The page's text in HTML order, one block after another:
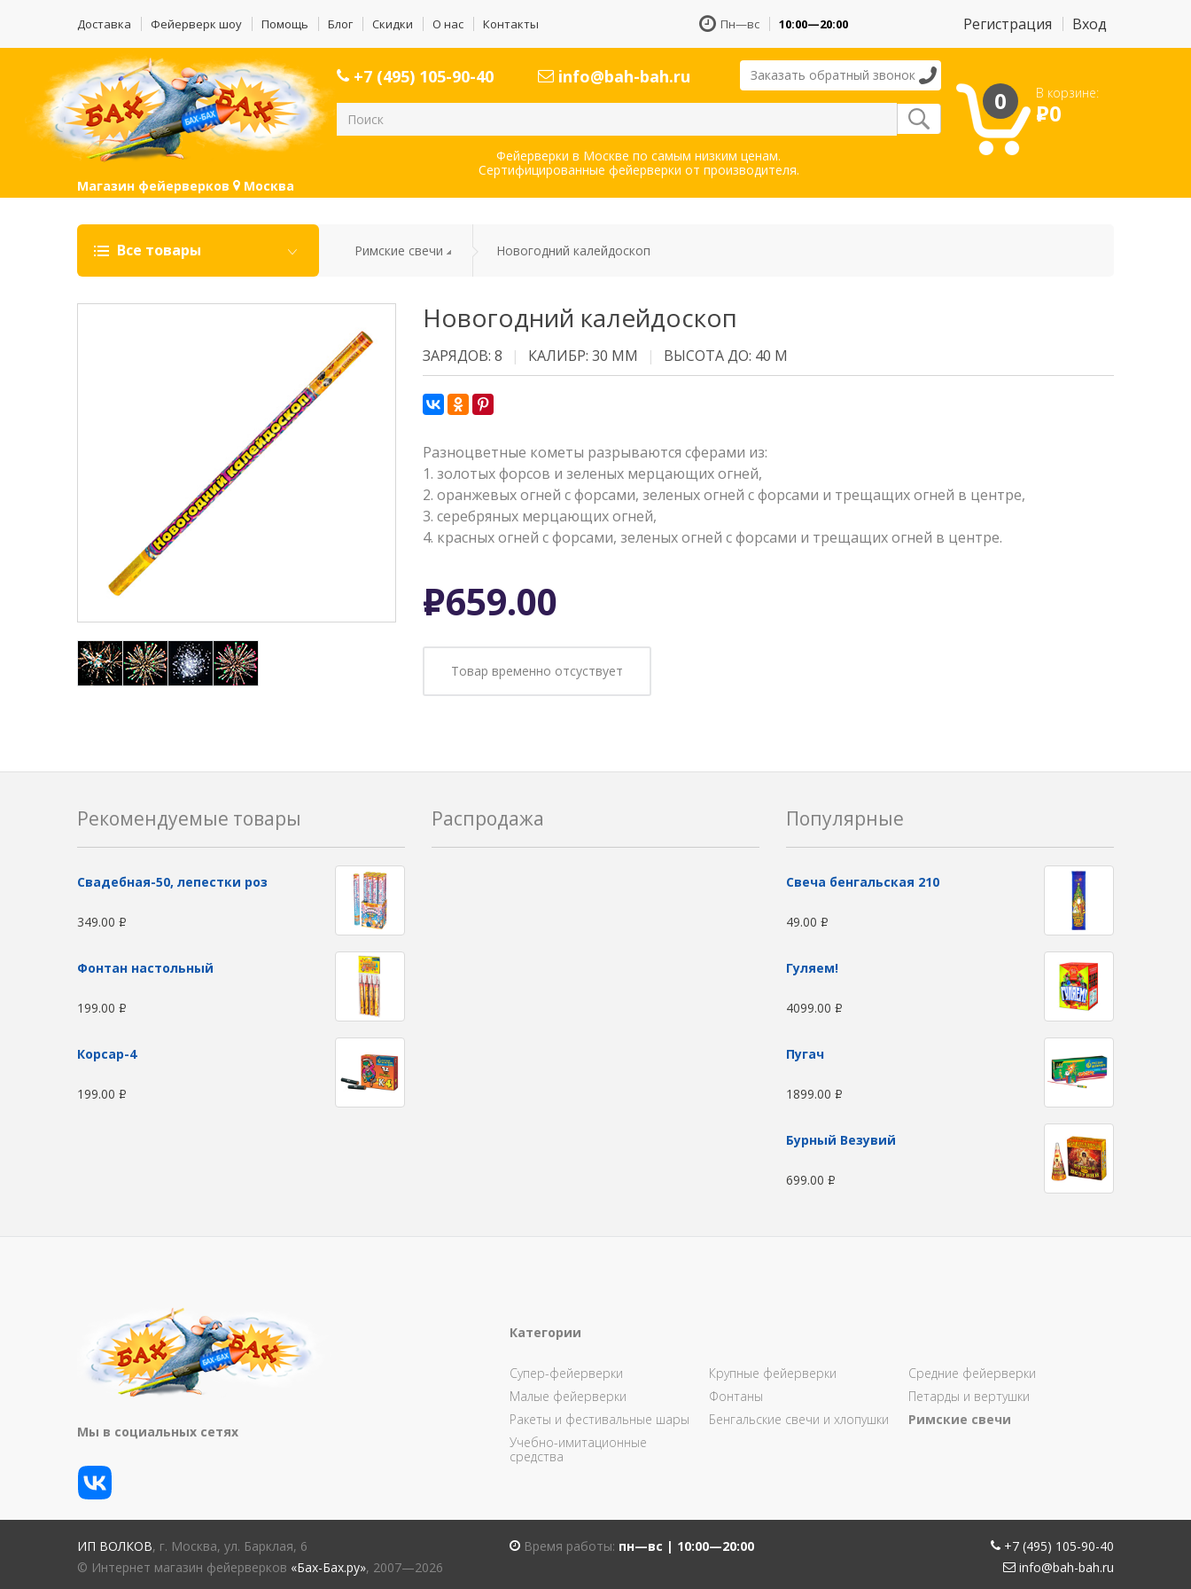
Доставка Фейерверк шоу Помощь Блог Скидки О нас Контакты Пн—вс 10:00—20:00 Регистрация Вход
+7 (495) 105-90-40 info@bah-bah.ru Заказать обратный звонок
Фейерверки в Москве по самым низким ценам.
Сертифицированные фейерверки от производителя.
0 В корзине:
Р0
Магазин фейерверков Москва
Все товары Римские свечи Новогодний калейдоскоп
Новогодний калейдоскоп
ЗАРЯДОВ: 8 КАЛИБР: 30 ММ ВЫСОТА ДО: 40 М
Разноцветные кометы разрываются сферами из:
1. золотых форсов и зеленых мерцающих огней,
2. оранжевых огней с форсами, зеленых огней с форсами и трещащих огней в центре,
3. серебряных мерцающих огней,
4. красных огней с форсами, зеленых огней с форсами и трещащих огней в центре.
Р659.00
Товар временно отсуствует
Рекомендуемые товары
Свадебная-50, лепестки роз
349.00 Р
Фонтан настольный
199.00 Р
Корсар-4
199.00 Р
Распродажа Популярные
Свеча бенгальская 210
49.00 Р
Гуляем!
4099.00 Р
Пугач
1899.00 Р
Бурный Везувий
699.00 Р
Категории
Супер-фейерверки Крупные фейерверки
Средние фейерверки
Малые фейерверки
Фонтаны
Петарды и вертушки
Ракеты и фестивальные шары
Бенгальские свечи и хлопушки
Римские свечи
Учебно-имитационные
средства
Мы в социальных сетях
ИП ВОЛКОВ, г. Москва, ул. Барклая, 6
© Интернет магазин фейерверков «Бах-Бах.ру», 2007—2026
Время работы: пн—вс | 10:00—20:00
+7 (495) 105-90-40
info@bah-bah.ru